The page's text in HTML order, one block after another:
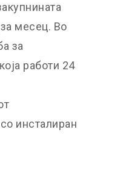
месец. Во
за
работи 24
инсталиран